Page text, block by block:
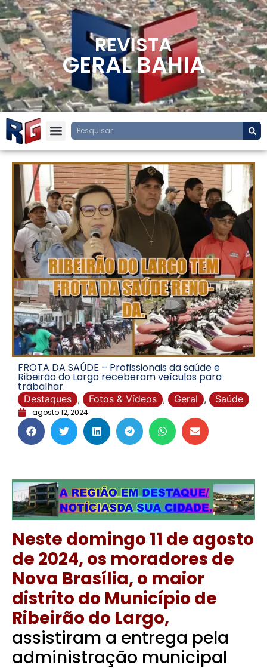
REVISTA
GERAL BAHIA
FROTA DA SAÚDE – Profissionais da saúde e
Ribeirão do Largo receberam veículos para
trabalhar.
Destaques , Fotos & Vídeos , Geral , Saúde
agosto 12, 2024
Neste domingo 11 de agosto
de 2024, os moradores de
Nova Brasília, o maior
distrito do Município de
Ribeirão do Largo,
assistiram a entrega pela
administração municipal